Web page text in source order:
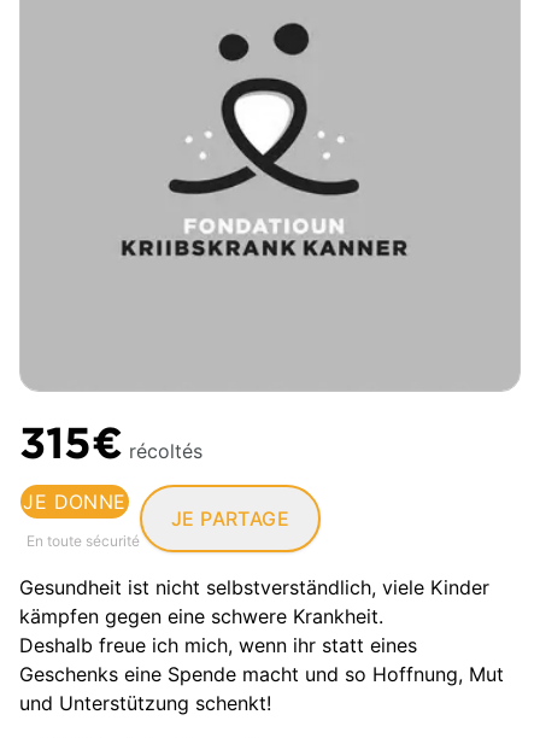
315€ récoltés
JE DONNE
En toute sécurité
JE PARTAGE
Gesundheit ist nicht selbstverständlich, viele Kinder
kämpfen gegen eine schwere Krankheit.
Deshalb freue ich mich, wenn ihr statt eines
Geschenks eine Spende macht und so Hoffnung, Mut
und Unterstützung schenkt!